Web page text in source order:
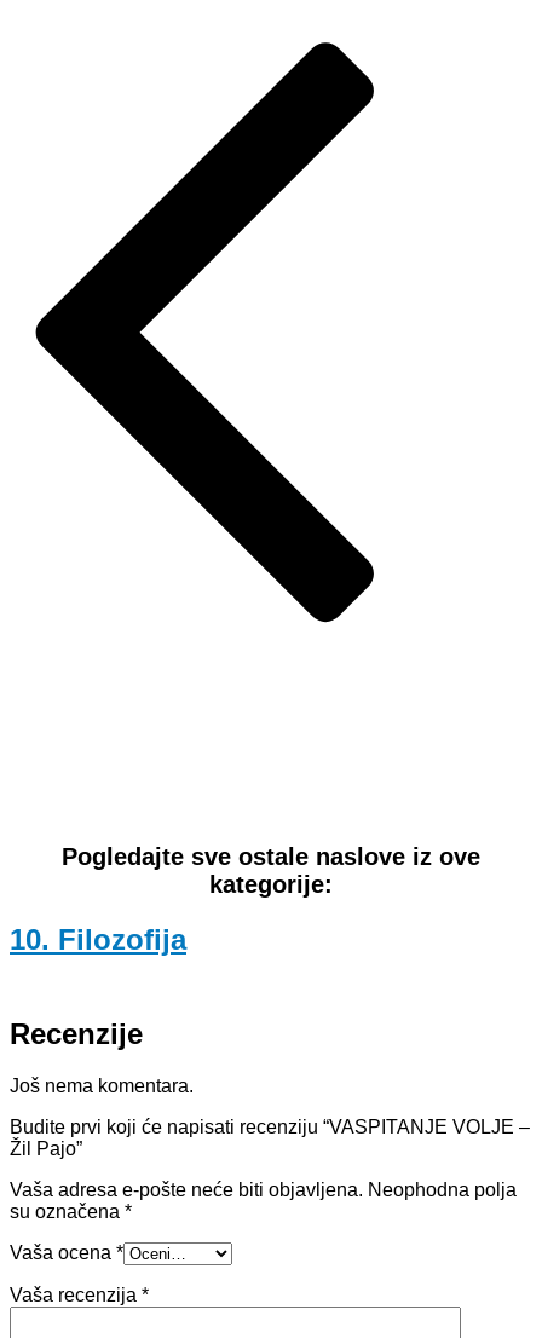
Pogledajte sve ostale naslove iz ove
kategorije:
10. Filozofija
Recenzije
Još nema komentara.
Budite prvi koji će napisati recenziju “VASPITANJE VOLJE –
Žil Pajo”
Vaša adresa e-pošte neće biti objavljena. Neophodna polja
su označena *
Vaša ocena *
Vaša recenzija *